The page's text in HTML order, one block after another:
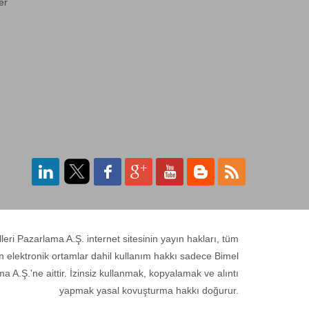
Digitus DN-96200
Sürgülü Boş Fiber Optik
Sonlandı-->
Digitus DN-96200-QL
Sürgülü Boş Fiber Optik
Sonla-->
DN-96204-QL
Pazarlama A.Ş. internet sitesinin yayın hakları, tüm
elektronik ortamlar dahil kullanım hakkı sadece Bimel
A.Ş.'ne aittir. İzinsiz kullanmak, kopyalamak ve alıntı
yapmak yasal kovuşturma hakkı doğurur.